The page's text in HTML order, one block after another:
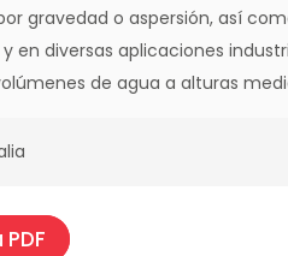
gravedad o aspersión, así
y en diversas aplicaciones
de agua a alturas